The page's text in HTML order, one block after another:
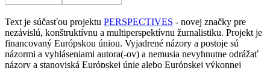
Text je súčasťou projektu PERSPECTIVES - novej značky pre
nezávislú, konštruktívnu a multiperspektívnu žurnalistiku. Projekt je
financovaný Európskou úniou. Vyjadrené názory a postoje sú
názormi a vyhláseniami autora(-ov) a nemusia nevyhnutne odrážať
názory a stanoviská Európskej únie alebo Európskej výkonnej